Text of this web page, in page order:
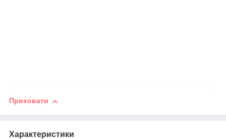
Приховати
Характеристики